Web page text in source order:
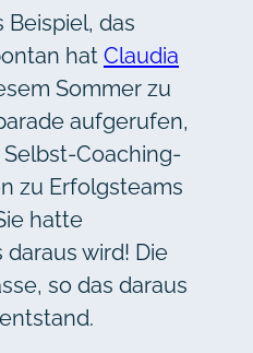
das
hat Claudia
Sommer zu
aufgerufen,
Coaching-
zu Erfolgsteams
hatte
wird! Die
so das daraus
entstand.